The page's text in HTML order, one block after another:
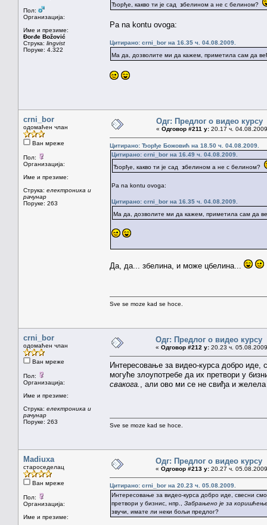
Пол:
Организација:
Име и презиме:
Đorđe Božović
Струка: lingvist
Поруке: 4.322
Ђорђе, какво ти је сад збелином а не с белином?
Pa na kontu ovoga:
Цитирано: crni_bor на 16.35 ч. 04.08.2009.
Ма да, дозволите ми да кажем, приметила сам да
crni_bor
одомаћен члан
Ван мреже
Пол:
Организација:
Име и презиме:
Струка: електроника и
рачунар
Поруке: 263
Одг: Предлог о видео курсу
« Одговор #211 у: 20.17 ч.
Цитирано: Ђорђе Божовић на 18.50 ч. 04.08.2009.
Цитирано: crni_bor на 16.49 ч. 04.08.2009.
Ђорђе, какво ти је сад збелином а не с белином?
Pa na kontu ovoga:
Цитирано: crni_bor на 16.35 ч. 04.08.2009.
Ма да, дозволите ми да кажем, приметила сам да
Да, да... збелина, и може цбелина...
Sve se moze kad se hoce.
crni_bor
одомаћен члан
Ван мреже
Пол:
Организација:
Име и презиме:
Струка: електроника и
рачунар
Поруке: 263
Одг: Предлог о видео курсу
« Одговор #212 у: 20.23 ч.
Интересовање за видео-курса добро иде,
могуће злоупотребе да их претвори у
свакога.
, али ово ми се не свиђа и
Sve se moze kad se hoce.
Madiuxa
староседелац
Ван мреже
Пол:
Организација:
Име и презиме:
Одг: Предлог о видео курсу
« Одговор #213 у: 20.27 ч.
Цитирано: crni_bor на 20.23 ч. 05.08.2009.
Интересовање за видео-курса добро иде, свесни
претвори у бизнис, нпр., Забрањено је за
звучи, имате ли неки бољи предлог?